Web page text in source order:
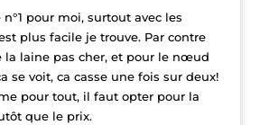
pour moi, surtout avec les
plus facile je trouve. Par contre
la laine pas cher, et pour le nœud
se voit, ca casse une fois sur deux!
pour tout, il faut opter pour la
que le prix.